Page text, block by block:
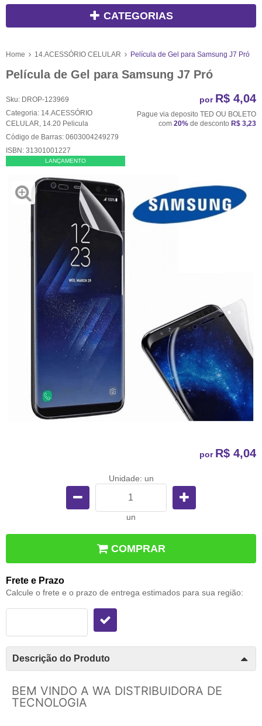
CATEGORIAS
Home 14.ACESSÓRIO CELULAR Película de Gel para Samsung J7 Pró
Película de Gel para Samsung J7 Pró
Sku: DROP-123969
Categoria: 14.ACESSÓRIO
CELULAR 14.20 Pelicula
Código de Barras: 0603004249279
ISBN: 31301001227
LANÇAMENTO
por R$ 4,04
Pague via deposito TED OU BOLETO
com 20% de desconto R$ 3,23
por R$ 4,04
Unidade: un
un
COMPRAR
Frete e Prazo
Calcule o frete e o prazo de entrega estimados para sua região:
Descrição do Produto
BEM VINDO A WA DISTRIBUIDORA DE
TECNOLOGIA